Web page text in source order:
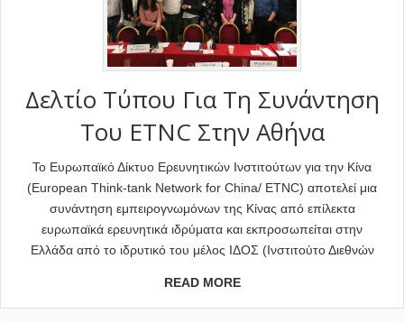
Δελτίο Τύπου Για Τη Συνάντηση
Του ETNC Στην Αθήνα
Το Ευρωπαϊκό Δίκτυο Ερευνητικών Ινστιτούτων για την Κίνα
(European Think-tank Network for China/ ETNC) αποτελεί μια
συνάντηση εμπειρογνωμόνων της Κίνας από επίλεκτα
ευρωπαϊκά ερευνητικά ιδρύματα και εκπροσωπείται στην
Ελλάδα από το ιδρυτικό του μέλος ΙΔΟΣ (Ινστιτούτο Διεθνών
READ MORE